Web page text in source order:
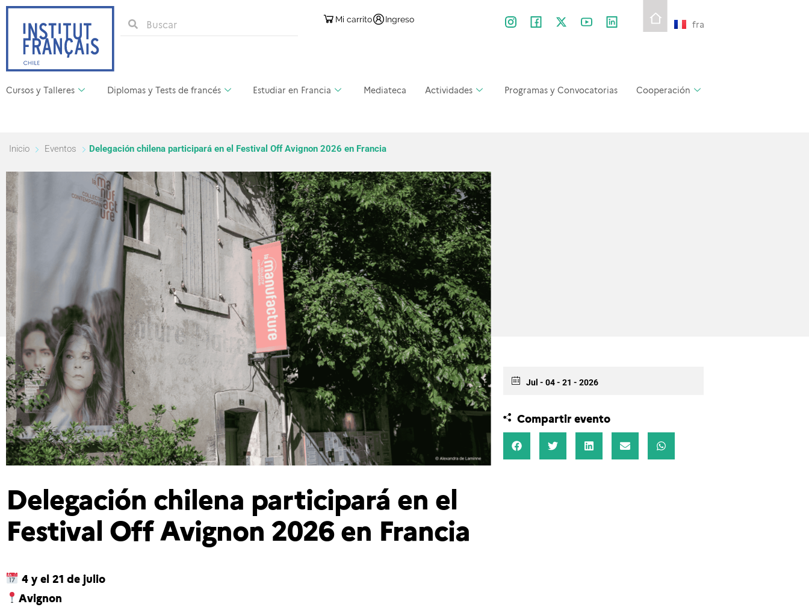
Mi carrito Ingreso fra
Cursos y Talleres Diplomas y Tests de francés Estudiar en Francia Mediateca Actividades Programas y Convocatorias Cooperación
Inicio Eventos Delegación chilena participará en el Festival Off Avignon 2026 en Francia
Delegación chilena participará en el
Festival Off Avignon 2026 en Francia
4 y el 21 de julio
Avignon
Jul - 04 - 21 - 2026
Compartir evento